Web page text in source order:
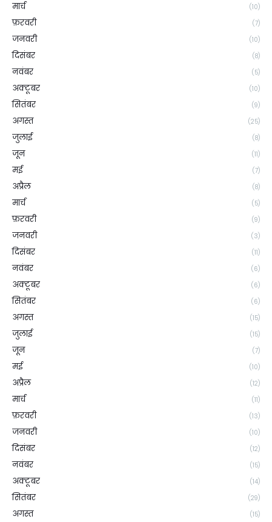
मार्च (10)
फ़रवरी (7)
जनवरी (10)
दिसंबर (8)
नवंबर (5)
अक्टूबर (10)
सितंबर (9)
अगस्त (25)
जुलाई (8)
जून (11)
मई (7)
अप्रैल (8)
मार्च (5)
फ़रवरी (9)
जनवरी (3)
दिसंबर (11)
नवंबर (6)
अक्टूबर (6)
सितंबर (6)
अगस्त (15)
जुलाई (15)
जून (7)
मई (10)
अप्रैल (12)
मार्च (11)
फ़रवरी (13)
जनवरी (10)
दिसंबर (12)
नवंबर (15)
अक्टूबर (14)
सितंबर (29)
अगस्त (15)